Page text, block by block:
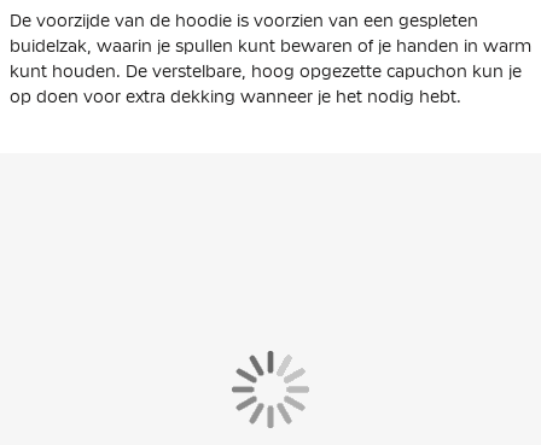
De voorzijde van de hoodie is voorzien van een gespleten
buidelzak, waarin je spullen kunt bewaren of je handen in warm
kunt houden. De verstelbare, hoog opgezette capuchon kun je
op doen voor extra dekking wanneer je het nodig hebt.